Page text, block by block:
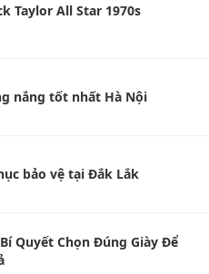
Taylor All Star 1970s
nắng tốt nhất Hà Nội
bảo vệ tại Đắk Lắk
Quyết Chọn Đúng Giày Để